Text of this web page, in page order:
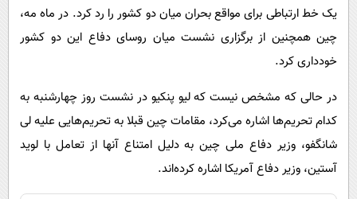
یک خط ارتباطی برای مواقع بحران میان دو کشور را رد کرد. در ماه مه،
چین همچنین از برگزاری نشست میان روسای دفاع این دو کشور
خودداری کرد.
در حالی که مشخص نیست که لیو پنکیو در نشست روز چهارشنبه به
کدام تحریم‌ها اشاره می‌کرد، مقامات چین قبلا به تحریم‌هایی علیه لی
شانگفو، وزیر دفاع ملی چین به دلیل امتناع آنها از تعامل با لوید
آستین، وزیر دفاع آمریکا اشاره کرده‌اند.